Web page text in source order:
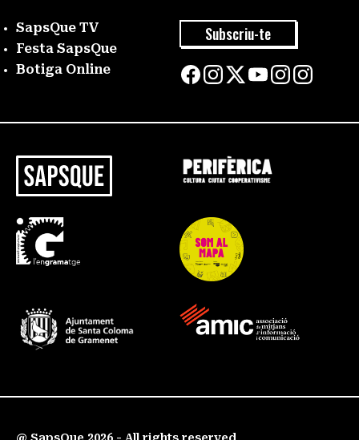
SapsQue TV
Festa SapsQue
Botiga Online
Subscriu-te
@ SapsQue 2026 - All rights reserved